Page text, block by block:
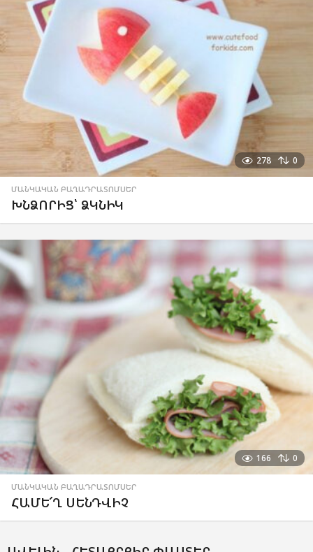
278 0
ՄԱՆԿԱԿԱՆ ԲԱՂԱԴՐԱՏՈՄՍԵՐ
ԽՆՁՈՐԻՑ՝ ՁԿՆԻԿ
166 0
ՄԱՆԿԱԿԱՆ ԲԱՂԱԴՐԱՏՈՄՍԵՐ
ՀԱՄԵ՜Ղ ՍԵՆԴՎԻՉ